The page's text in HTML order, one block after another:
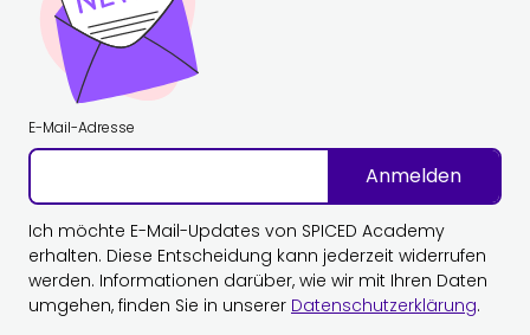
E-Mail-Adresse
Anmelden
Ich möchte E-Mail-Updates von SPICED Academy
erhalten. Diese Entscheidung kann jederzeit widerrufen
werden. Informationen darüber, wie wir mit Ihren Daten
umgehen, finden Sie in unserer Datenschutzerklärung.